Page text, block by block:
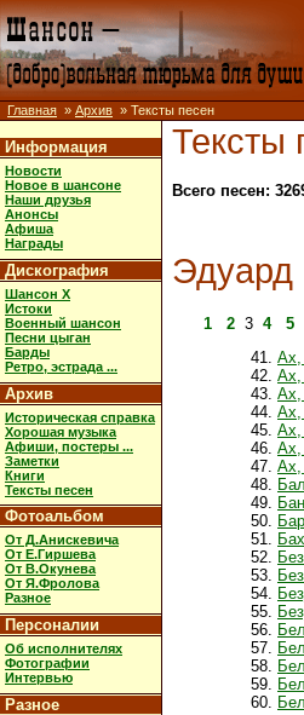
Главная » Архив » Тексты песен
Информация
Новости
Новое в шансоне
Наши друзья
Анонсы
Афиша
Награды
Дискография
Шансон X
Истоки
Военный шансон
Песни цыган
Барды
Ретро, эстрада ...
Архив
Историческая справка
Хорошая музыка
Афиши, постеры ...
Заметки
Книги
Тексты песен
Фотоальбом
От Д.Анискевича
От Е.Гиршева
От В.Окунева
От Я.Фролова
Разное
Персоналии
Об исполнителях
Фотографии
Интервью
Разное
Тексты
Всего песен:
Эдуард
1 2 3 4 5
Ах,
Ах,
Ах,
Ах,
Ах,
Ах,